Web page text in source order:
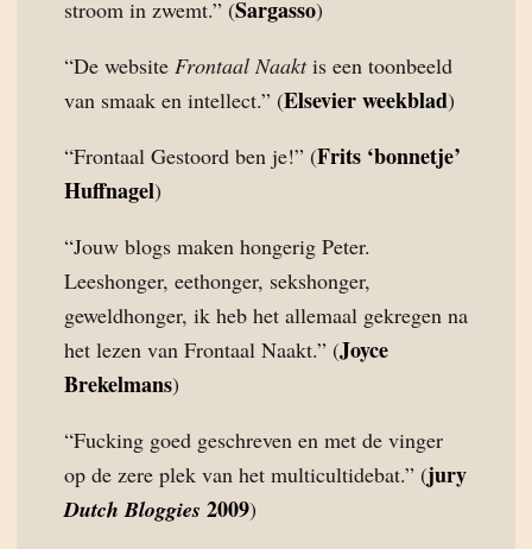
stroom in zwemt.” (Sargasso)
“De website Frontaal Naaktis een toonbeeld
van smaak en intellect.” (Elsevier weekblad)
“Frontaal Gestoord ben je!” (Frits ‘bonnetje’
Huffnagel)
“Jouw blogs maken hongerig Peter.
Leeshonger, eethonger, sekshonger,
geweldhonger, ik heb het allemaal gekregen na
het lezen van Frontaal Naakt.” (Joyce
Brekelmans)
“Fucking goed geschreven en met de vinger
op de zere plek van het multicultidebat.” (jury
Dutch Bloggies 2009)